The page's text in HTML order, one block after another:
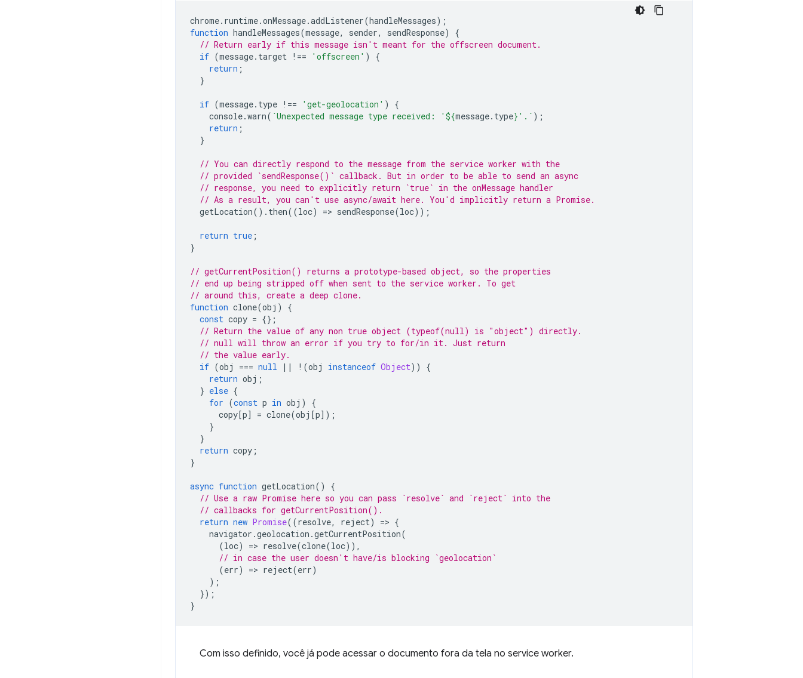
chrome. runtime.onMessage.addListener(handleMessages);
function handleMessages(message, sender, sendResponse)
{
// Return early if this message isn't meant for the offscreen document.
if (message. target !== 'offscreen' )
{
return ;
}
if (message. type !== 'get-geolocation' )
{
console.warn( `Unexpected message type received: ' ${message. type} '.` );
return ;
}
// You can directly respond to the message from the service worker with the
// provided `sendResponse()` callback. But in order to be able to send an async
// response, you need to explicitly return `true` in the onMessage handler
// As a result, you can't use async/await here. You'd implicitly return a Promise.
getLocation(). then((loc) => sendResponse(loc));
return true ;
}
// getCurrentPosition() returns a prototype-based object, so the properties
// end up being stripped off when sent to the service worker. To get
// around this, create a deep clone.
function clone(obj )
{
const copy = {};
// Return the value of any non true object (typeof(null) is "object") directly.
// null will throw an error if you try to for/in it. Just return
// the value early.
if (obj === null || ! (obj instanceof Object))
{
return obj ;
} else {
for (const p in obj )
{
copy[p] = clone(obj [p]);
}
}
return copy ;
}
async function getLocation()
{
// Use a raw Promise here so you can pass `resolve` and `reject` into the
// callbacks for getCurrentPosition().
return new Promise((resolve, reject) => {
navigator .geolocation .getCurrentPosition(
(loc) => resolve(clone(loc)),
// in case the user doesn't have/is blocking `geolocation`
(err) => reject(err)
);
});
}
Com isso definido, você já pode acessar o documento fora da tela no service worker.